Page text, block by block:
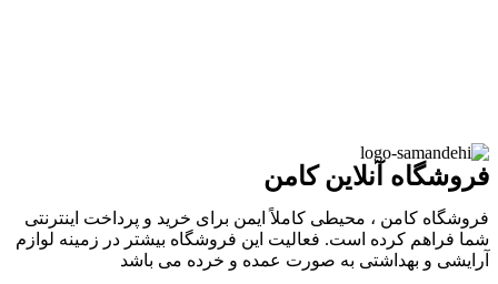
فروشگاه آنلاین کامن
فروشگاه کامن ، محیطی کاملاً ایمن برای خرید و پرداخت اینترنتی
شما فراهم کرده است. فعالیت این فروشگاه بیشتر در زمینه لوازم
آرایشی و بهداشتی به صورت عمده و خرده می باشد